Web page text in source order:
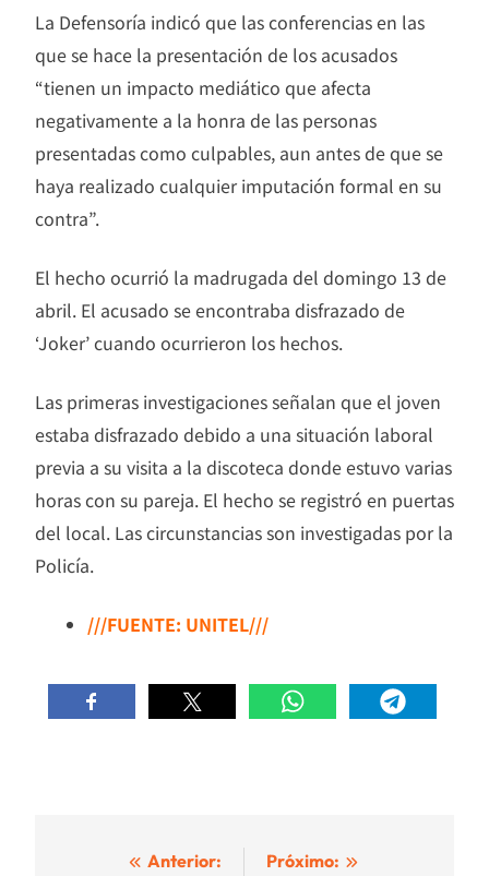
La Defensoría indicó que las conferencias en las
que se hace la presentación de los acusados
“tienen un impacto mediático que afecta
negativamente a la honra de las personas
presentadas como culpables, aun antes de que se
haya realizado cualquier imputación formal en su
contra”.
El hecho ocurrió la madrugada del domingo 13 de
abril. El acusado se encontraba disfrazado de
‘Joker’ cuando ocurrieron los hechos.
Las primeras investigaciones señalan que el joven
estaba disfrazado debido a una situación laboral
previa a su visita a la discoteca donde estuvo varias
horas con su pareja. El hecho se registró en puertas
del local. Las circunstancias son investigadas por la
Policía.
///FUENTE: UNITEL///
Navegación
Anterior: Próximo: